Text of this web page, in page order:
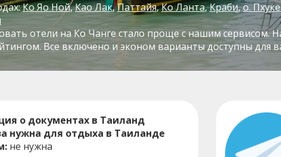
Ко Яо Ной Као Лак Паттайя Ко Ланта Краби о.
отели на Ко Чанге стало проще с нашим сервисом.
Все включено и эконом варианты доступны для
о документах в Таиланд
нужна для отдыха в Таиланде
не нужна